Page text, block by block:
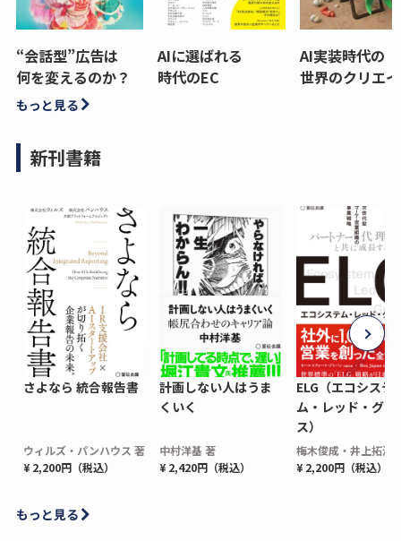
“会話型”広告は
何を変えるのか？
AIに選ばれる
時代のEC
AI実装時代の
世界のクリエ
もっと見る
新刊書籍
さよなら 統合報告書
ウィルズ・パンハウス 著
¥ 2,200円（税込）
計画しない人はうま
くいく
中村洋基 著
¥ 2,420円（税込）
ELG（エコシステ
ム・レッド・グロ
ス）
梅木俊成・井上拓海
¥ 2,200円（税込）
もっと見る